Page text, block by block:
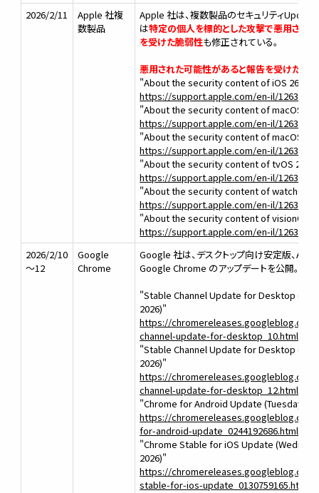
2026/2/11
Apple 社複
数製品
Apple 社は、複数製品のセキュリティUpdate
は特定の個人を標的とした攻撃で悪用され
を受けた脆弱性も修正されている。
悪用された可能性があると報告を受けた脆
"About the security content of iOS 26.3
https://support.apple.com/en-il/126346
"About the security content of macOS
https://support.apple.com/en-il/126348
"About the security content of macOS
https://support.apple.com/en-il/126349
"About the security content of tvOS 26.3"
https://support.apple.com/en-il/126351
"About the security content of watchOS
https://support.apple.com/en-il/126352
"About the security content of visionOS
https://support.apple.com/en-il/126353
2026/2/10
～12
Google
Chrome
Google 社は、デスクトップ向け安定版、
Google Chrome のアップデートを公開。
"Stable Channel Update for Desktop
2026)"
https://
channel-update-for-desktop_10.html
"Stable Channel Update for Desktop
2026)"
https://
channel-update-for-desktop_12.html
"Chrome for Android Update (Tuesday,
https://
for-android-update_0244192686.html
"Chrome Stable for iOS Update
2026)"
https://
stable-for-ios-update_0130759165.html